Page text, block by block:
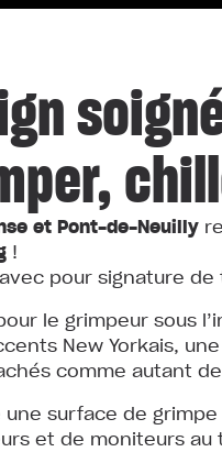
et Pont-de-Neuilly
!
avec pour signature
le grimpeur sous
New Yorkais,
comme autant
surface de
et de moniteurs